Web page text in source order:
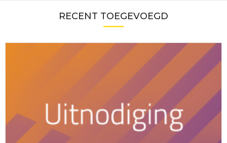
RECENT TOEGEVOEGD